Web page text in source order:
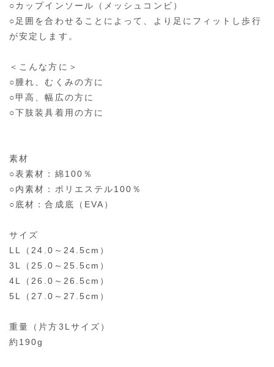
○カップインソール（メッシュコンビ）
○足囲を合わせることによって、より足にフィットし歩行
が安定します。
＜こんな方に＞
○腫れ、むくみの方に
○甲高、幅広の方に
○下肢装具着用の方に
素材
○表素材：綿100％
○内素材：ポリエステル100％
○底材：合成底（EVA）
サイズ
LL（24.0～24.5cm）
3L（25.0～25.5cm）
4L（26.0～26.5cm）
5L（27.0～27.5cm）
重量（片方3Lサイズ）
約190g